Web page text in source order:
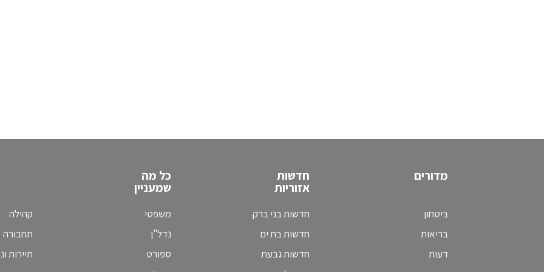
מדורים
ביטחון
בריאות
דעות
חדשות
אזוריות
חדשות בני ברק
חדשות בת ים
חדשות גבעת
כל מה
שמעניין
משפטי
נדל"ן
ספורט
קהילה
תחבורה
תיירות